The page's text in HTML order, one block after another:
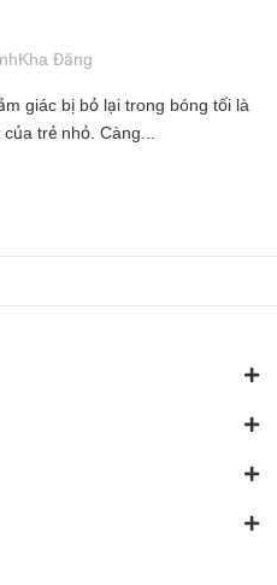
Đăng
giác bị bỏ lại trong bóng tối là
trẻ nhỏ. Càng...